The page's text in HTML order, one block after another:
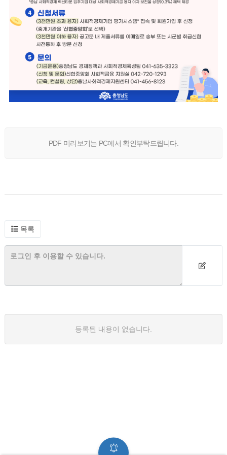
PDF 미리보기는 PC에서 확인부탁드립니다.
목록
등록된 내용이 없습니다.